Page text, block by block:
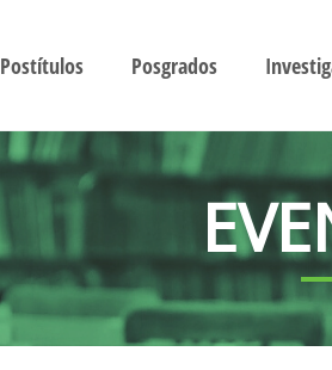
Postítulos Posgrados